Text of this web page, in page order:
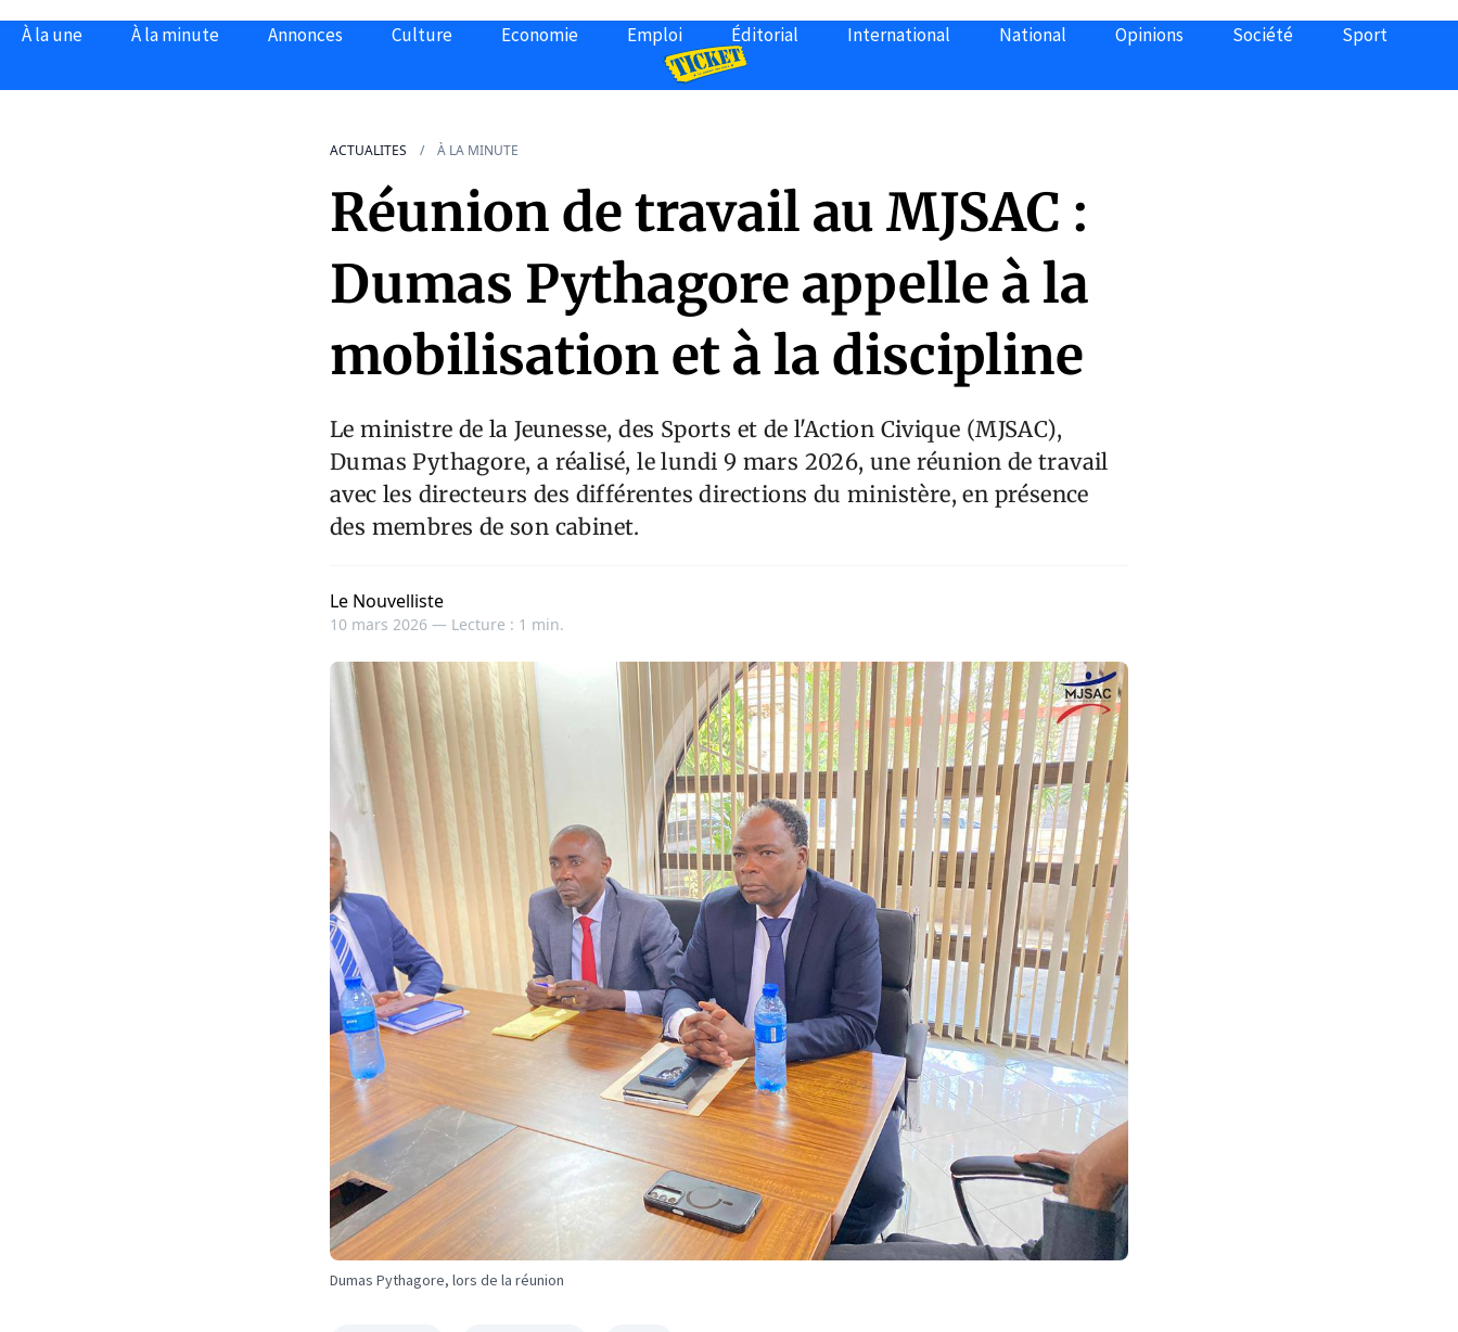
À la une À la minute Annonces Culture Economie Emploi Éditorial International National Opinions Société Sport
ACTUALITES À LA MINUTE
Réunion de travail au MJSAC :
Dumas Pythagore appelle à la
mobilisation et à la discipline
Le ministre de la Jeunesse, des Sports et de l'Action Civique (MJSAC),
Dumas Pythagore, a réalisé, le lundi 9 mars 2026, une réunion de travail
avec les directeurs des différentes directions du ministère, en présence
des membres de son cabinet.
Le Nouvelliste
10 mars 2026 — Lecture : 1 min.
Dumas Pythagore, lors de la réunion